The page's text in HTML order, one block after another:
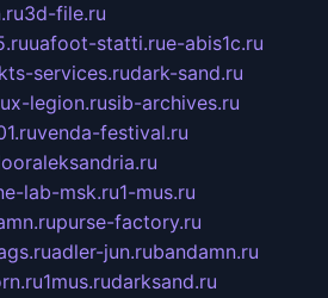
3d-file.ru
uafoot-statti.rue-abis1c.ru
kts-services.rudark-sand.ru
x-legion.rusib-archives.ru
venda-festival.ru
lab-msk.ru1-mus.ru
purse-factory.ru
adler-jun.rubandamn.ru
1mus.rudarksand.ru